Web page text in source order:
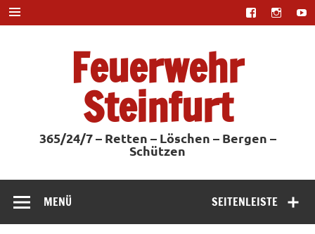
Zum
Inhalt
springen
Feuerwehr
Steinfurt
365/24/7 – Retten – Löschen – Bergen –
Schützen
SEITENLEISTE
MENÜ